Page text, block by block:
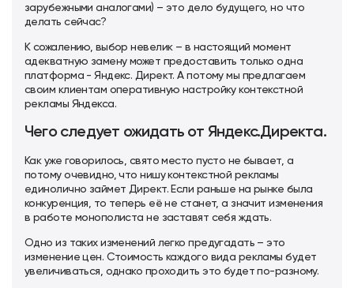
зарубежными аналогами) – это дело будущего, но что
делать сейчас?
К сожалению, выбор невелик – в настоящий момент
адекватную замену может предоставить только одна
платформа - Яндекс. Директ. А потому мы предлагаем
своим клиентам оперативную настройку контекстной
рекламы Яндекса.
Чего следует ожидать от Яндекс.Директа.
Как уже говорилось, свято место пусто не бывает, а
потому очевидно, что нишу контекстной рекламы
единолично займет Директ. Если раньше на рынке была
конкуренция, то теперь её не станет, а значит изменения
в работе монополиста не заставят себя ждать.
Одно из таких изменений легко предугадать – это
изменение цен. Стоимость каждого вида рекламы будет
увеличиваться, однако проходить это будет по-разному.